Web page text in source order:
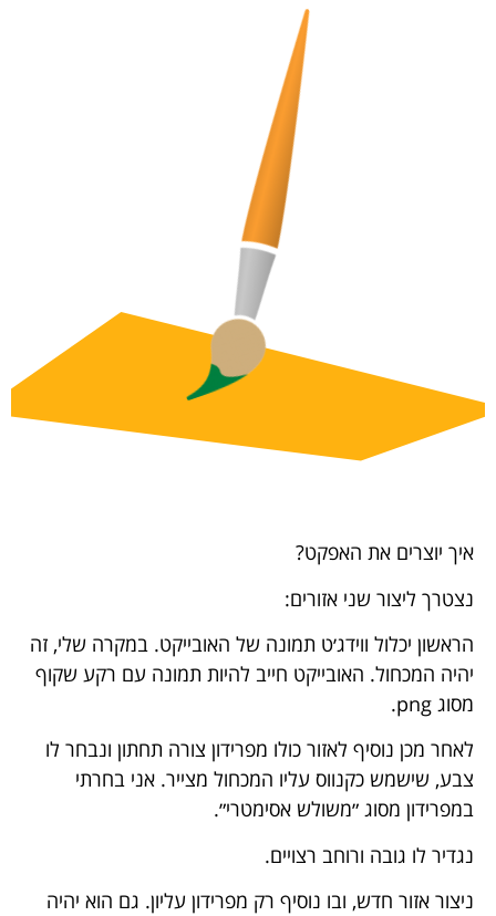
איך יוצרים את האפקט?
נצטרך ליצור שני אזורים:
הראשון יכלול ווידג׳ט תמונה של האובייקט. במקרה שלי, זה
יהיה המכחול. האובייקט חייב להיות תמונה עם רקע שקוף
מסוג png.
לאחר מכן נוסיף לאזור כולו מפרידון צורה תחתון ונבחר לו
צבע, שישמש כקנווס עליו המכחול מצייר. אני בחרתי
במפרידון מסוג ״משולש אסימטרי״.
נגדיר לו גובה ורוחב רצויים.
ניצור אזור חדש, ובו נוסיף רק מפרידון עליון. גם הוא יהיה